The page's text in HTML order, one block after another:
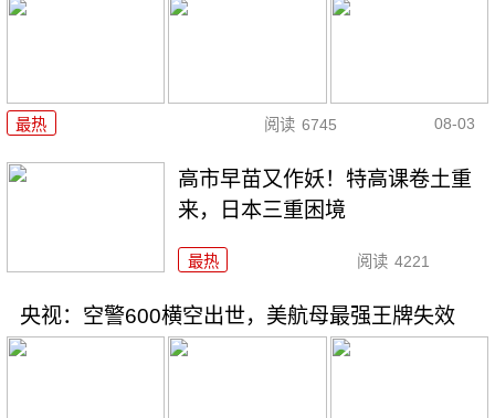
最热 阅读 6745 08-03
高市早苗又作妖！特高课卷土重
来，日本三重困境
最热 阅读 4221
央视：空警600横空出世，美航母最强王牌失效